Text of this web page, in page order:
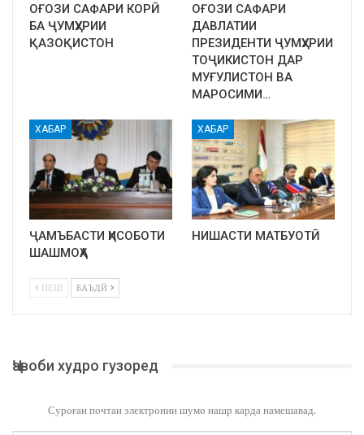
ОҒОЗИ САФАРИ КОРӢ
БА ҶУМҲУРИИ
ҚАЗОҚИСТОН
ОҒОЗИ САФАРИ
ДАВЛАТИИ
ПРЕЗИДЕНТИ ҶУМҲУРИИ
ТОҶИКИСТОН ДАР
МУҒУЛИСТОН ВА
МАРОСИМИ…
ХАБАР
ҶАМЪБАСТИ ҲИСОБОТИ
ШАШМОҲА
ХАБАР
НИШАСТИ МАТБУОТӢ
ПЕШ БАЪДӢ
Ҷавоби худро гузоред
Суроғаи почтаи электронии шумо нашр карда намешавад.